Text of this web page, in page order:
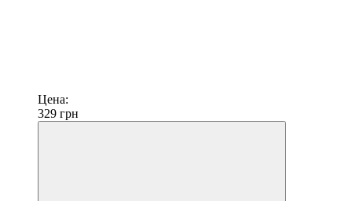
Цена:
329 грн